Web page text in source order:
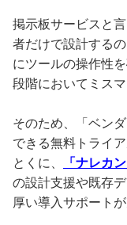
掲示板サービスと言
者だけで設計する
にツールの操作性
段階においてミス
そのため、「ベン
できる無料トライ
とくに、
「ナレカン
の設計支援や既存
厚い導入サポート